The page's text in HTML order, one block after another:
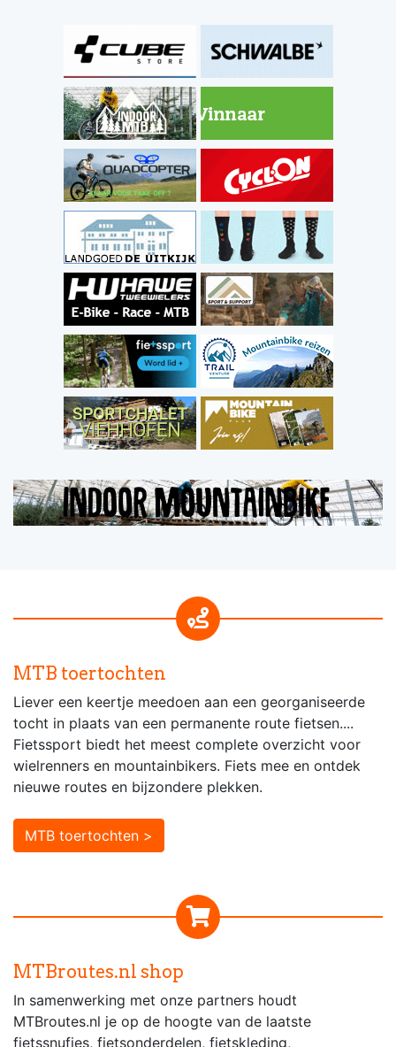
MTB toertochten
Liever een keertje meedoen aan een georganiseerde
tocht in plaats van een permanente route fietsen....
Fietssport biedt het meest complete overzicht voor
wielrenners en mountainbikers. Fiets mee en ontdek
nieuwe routes en bijzondere plekken.
MTB toertochten >
MTBroutes.nl shop
In samenwerking met onze partners houdt
MTBroutes.nl je op de hoogte van de laatste
fietssnufjes, fietsonderdelen, fietskleding,